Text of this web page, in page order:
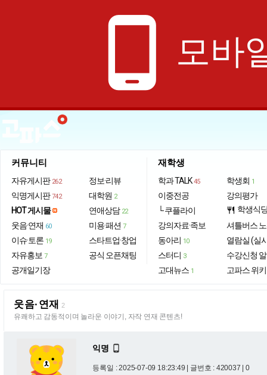
phone_android 모바
커뮤니티
자유게시판 262
익명게시판 742
HOT 게시물
웃음·연재 60
이슈·토론 19
자유홍보 7
공개일기장
정보·리뷰
대학원 2
연애상담 22
미용·패션 7
스타트업·창업
공식 오픈채팅
재학생
학과 TALK 45
이중전공
└ 쿠플라이
강의자료·족보
동아리 10
스터디 3
고대뉴스 1
학생회 1
강의평가
restaurant 학생식
셔틀버스
열람실 (실
수강신청
고파스 위키
웃음·연재 2
유쾌하고 감동적이며 놀라운 이야기, 자작 연재 콘텐츠!
익명 
등록일 : 2025-07-09 18:23:49 | 글번호 : 420037 | 0